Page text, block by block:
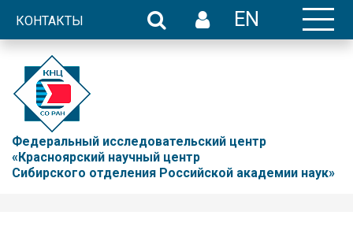
КОНТАКТЫ EN
Федеральный исследовательский центр
«Красноярский научный центр
Сибирского отделения Российской академии наук»